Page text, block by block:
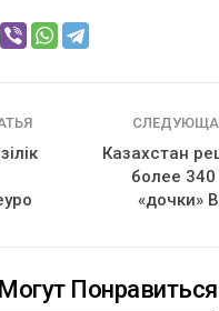
Казахстан
более
«дочки»
Понравиться